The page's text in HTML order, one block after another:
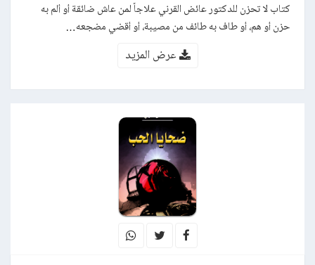
كتاب لا تحزن للدكتور عائض القرني علاجاً لمن عاش ضائقة أو ألم به
حزن أو هم، أو طاف به طائف من مصيبة، أو أقضي مضجعه…
عرض المزيد